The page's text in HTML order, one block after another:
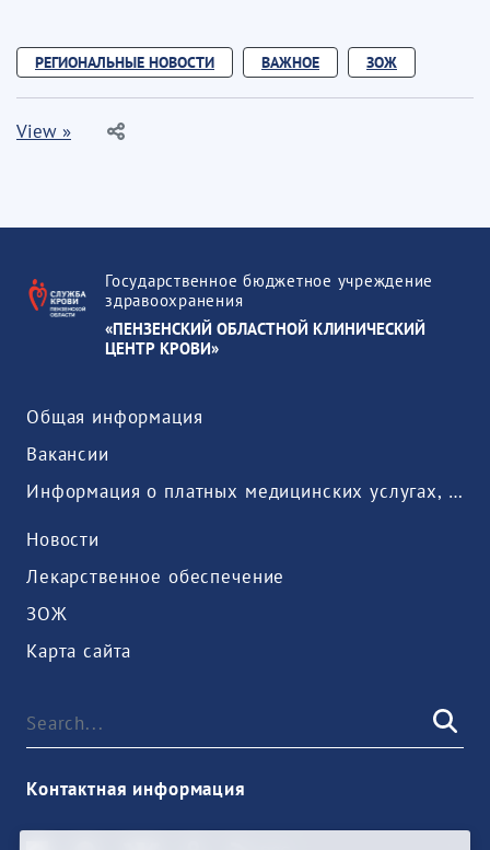
РЕГИОНАЛЬНЫЕ НОВОСТИ ВАЖНОЕ ЗОЖ
View »
Государственное бюджетное учреждение
здравоохранения
«ПЕНЗЕНСКИЙ ОБЛАСТНОЙ КЛИНИЧЕСКИЙ
ЦЕНТР КРОВИ»
Общая информация
Вакансии
Информация о платных медицинских услугах, предоставляемых медицинской организацией
Новости
Лекарственное обеспечение
ЗОЖ
Карта сайта
Контактная информация